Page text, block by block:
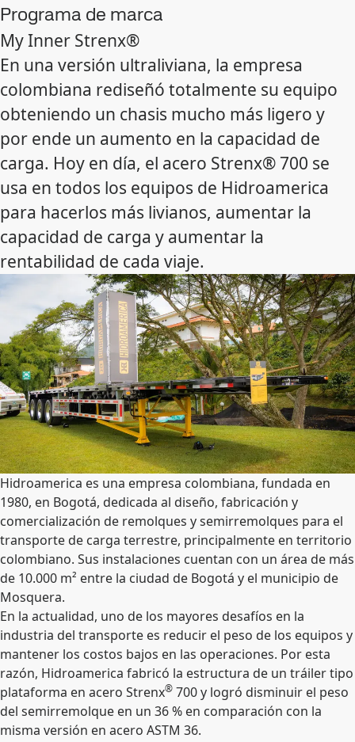
Programa de marca
My Inner Strenx®
En una versión ultraliviana, la empresa
colombiana rediseñó totalmente su equipo
obteniendo un chasis mucho más ligero y
por ende un aumento en la capacidad de
carga. Hoy en día, el acero Strenx® 700 se
usa en todos los equipos de Hidroamerica
para hacerlos más livianos, aumentar la
capacidad de carga y aumentar la
rentabilidad de cada viaje.
Hidroamerica es una empresa colombiana, fundada en
1980, en Bogotá, dedicada al diseño, fabricación y
comercialización de remolques y semirremolques para el
transporte de carga terrestre, principalmente en territorio
colombiano. Sus instalaciones cuentan con un área de más
de 10.000 m² entre la ciudad de Bogotá y el municipio de
Mosquera.
En la actualidad, uno de los mayores desafíos en la
industria del transporte es reducir el peso de los equipos y
mantener los costos bajos en las operaciones. Por esta
razón, Hidroamerica fabricó la estructura de un tráiler tipo
plataforma en acero Strenx® 700 y logró disminuir el peso
del semirremolque en un 36 % en comparación con la
misma versión en acero ASTM 36.